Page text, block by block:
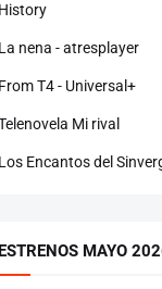
History
La nena - atresplayer
From T4 - Universal+
Mi rival
Los Encantos del
ESTRENOS MAYO